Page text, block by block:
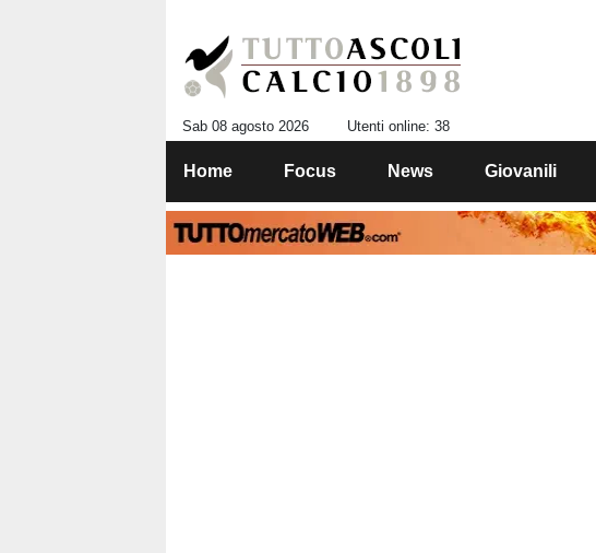
Sab 08 agosto 2026 Utenti online: 38
Home Focus News Giovanili